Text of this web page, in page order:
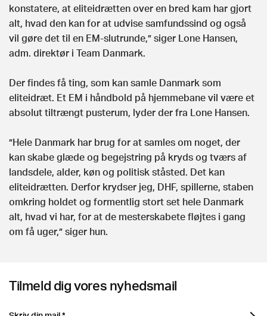
konstatere, at eliteidrætten over en bred kam har gjort
alt, hvad den kan for at udvise samfundssind og også
vil gøre det til en EM-slutrunde,” siger Lone Hansen,
adm. direktør i Team Danmark.
Der findes få ting, som kan samle Danmark som
eliteidræt. Et EM i håndbold på hjemmebane vil være et
absolut tiltrængt pusterum, lyder der fra Lone Hansen.
”Hele Danmark har brug for at samles om noget, der
kan skabe glæde og begejstring på kryds og tværs af
landsdele, alder, køn og politisk ståsted. Det kan
eliteidrætten. Derfor krydser jeg, DHF, spillerne, staben
omkring holdet og formentlig stort set hele Danmark
alt, hvad vi har, for at de mesterskabete fløjtes i gang
om få uger,” siger hun.
Tilmeld dig vores nyhedsmail